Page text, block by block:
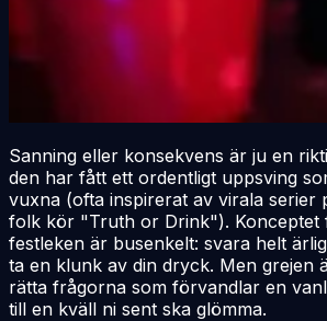
Sanning eller konsekvens är ju en
den har fått ett ordentligt uppsving
vuxna (ofta inspirerat av virala serier
folk kör "Truth or Drink"). Konceptet
festleken är busenkelt: svara helt
ta en klunk av din dryck. Men grejen
rätta frågorna som förvandlar en
till en kväll ni sent ska glömma.